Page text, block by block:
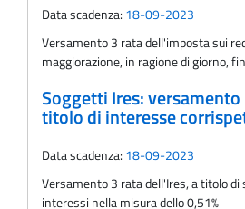
Data scadenza: 18-09-2023
Versamento 3 rata dell'imposta sui
maggiorazione, in ragione di giorno,
Soggetti Ires:
titolo di interesse
Data scadenza: 18-09-2023
Versamento 3 rata dell'Ires, a titolo di
interessi nella misura dello 0,51%